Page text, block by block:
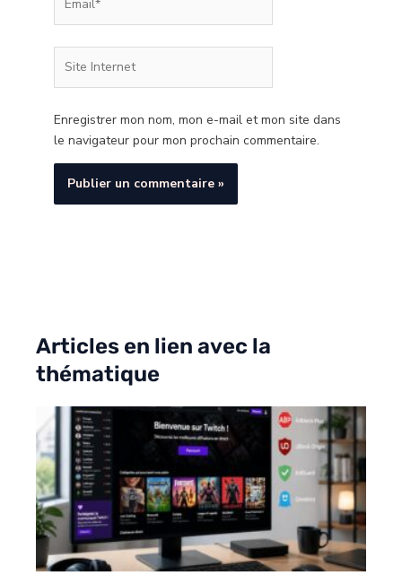
Internet
Enregistrer mon nom, mon e-mail et mon site dans
le navigateur pour mon prochain commentaire.
Articles en lien avec la
thématique